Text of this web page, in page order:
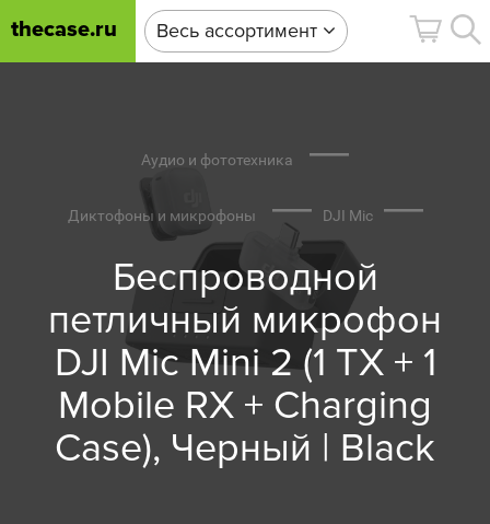
thecase.ru Весь ассортимент
Аудио и фототехника
Диктофоны и микрофоны DJI Mic
Беспроводной
петличный микрофон
DJI Mic Mini 2 (1 TX + 1
Mobile RX + Charging
Case), Черный | Black